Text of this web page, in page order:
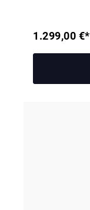
1.299,00 €*